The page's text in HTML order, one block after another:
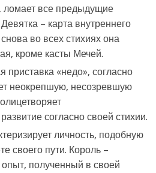
ломает все предыдущие
– карта внутреннего
во всех стихиях она
кроме касты Мечей.
приставка «недо», согласно
неокрепшую, несозревшую
согласно своей стихии.
личность, подобную
своего пути. Король –
опыт, полученный в своей